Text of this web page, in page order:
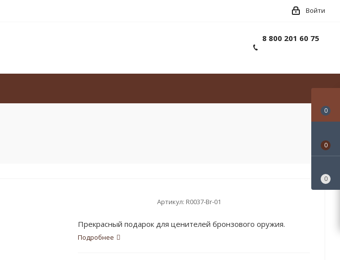
Войти
8 800 201 60 75
Артикул: R0037-Br-01
Прекрасный подарок для ценителей бронзового оружия.
Подробнее
0
0
0